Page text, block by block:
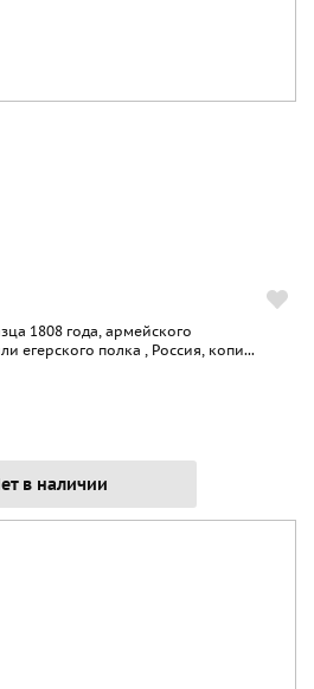
1808 года, армейского
егерского полка , Россия, копи...
в наличии